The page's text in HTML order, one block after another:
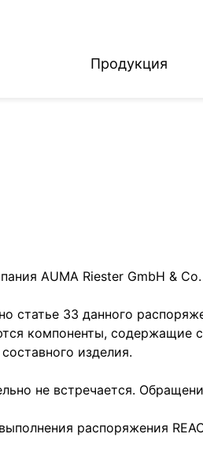
Продукция
AUMA Riester GmbH &
статье 33 данного
компоненты, содержащие
изделия.
не встречается.
распоряжения